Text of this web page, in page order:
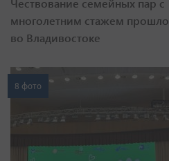
Чествование семейных пар с
многолетним стажем прошло
во Владивостоке
8 фото